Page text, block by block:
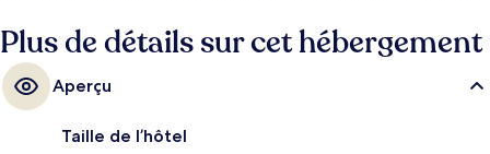
Plus de détails sur cet hébergement
Aperçu
Taille de l’hôtel